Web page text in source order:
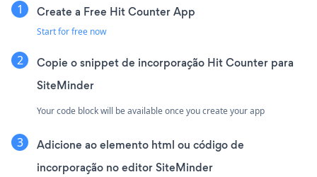
Create a Free Hit Counter App
Start for free now
Copie o snippet de incorporação Hit Counter para
SiteMinder
Your code block will be available once you create your app
Adicione ao elemento html ou código de
incorporação no editor SiteMinder